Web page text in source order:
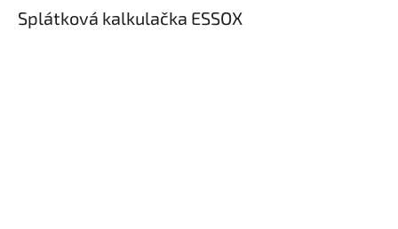
Splátková kalkulačka ESSOX